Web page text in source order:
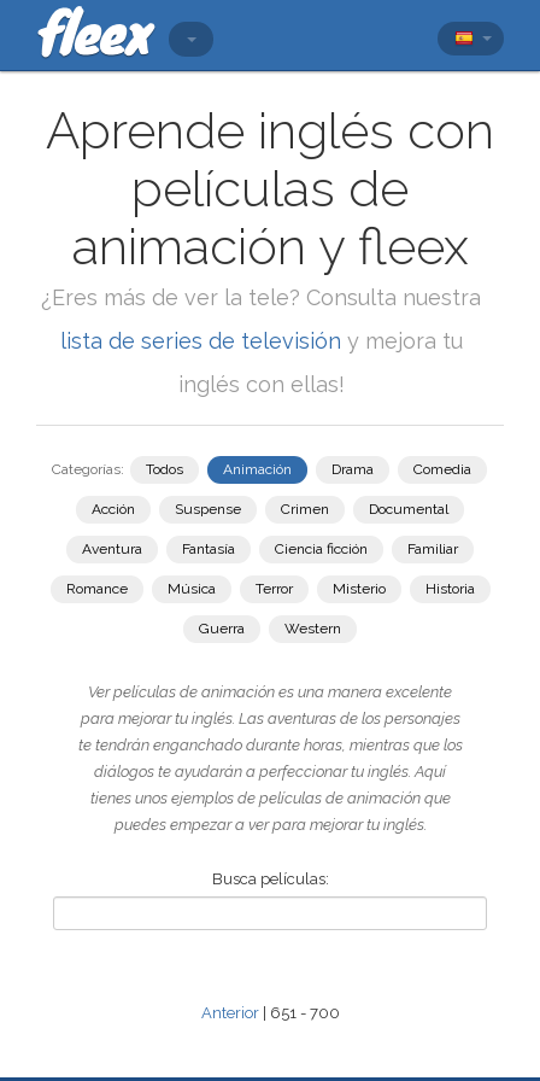
Aprende inglés con
películas de
animación y fleex
¿Eres más de ver la tele? Consulta nuestra
lista de series de televisión y mejora tu
inglés con ellas!
Categorías: Todos Animación Drama Comedia
Acción Suspense Crimen Documental
Aventura Fantasía Ciencia ficción Familiar
Romance Música Terror Misterio Historia
Guerra Western
Ver películas de animación es una manera excelente
para mejorar tu inglés. Las aventuras de los personajes
te tendrán enganchado durante horas, mientras que los
diálogos te ayudarán a perfeccionar tu inglés. Aquí
tienes unos ejemplos de películas de animación que
puedes empezar a ver para mejorar tu inglés.
Busca películas:
Anterior| 651 - 700